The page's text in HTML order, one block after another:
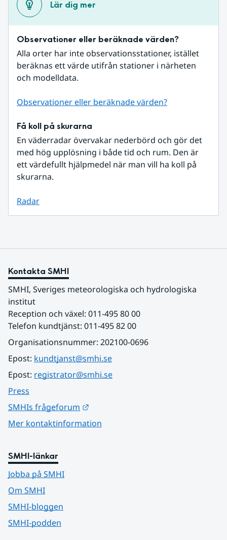
Lär dig mer
Observationer eller beräknade värden?
Alla orter har inte observationsstationer, istället
beräknas ett värde utifrån stationer i närheten
och modelldata.
Observationer eller beräknade värden?
Få koll på skurarna
En väderradar övervakar nederbörd och gör det
med hög upplösning i både tid och rum. Den är
ett värdefullt hjälpmedel när man vill ha koll på
skurarna.
Radar
Kontakta SMHI
SMHI, Sveriges meteorologiska och hydrologiska
institut
Reception och växel: 011-495 80 00
Telefon kundtjänst: 011-495 82 00
Organisationsnummer: 202100-0696
Epost: kundtjanst@smhi.se
Epost: registrator@smhi.se
Press
SMHIs frågeforum
Mer kontaktinformation
SMHI-länkar
Jobba på SMHI
Om SMHI
SMHI-bloggen
SMHI-podden